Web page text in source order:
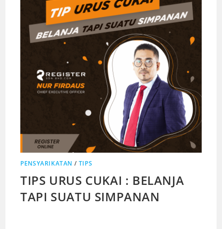
PENSYARIKATAN / TIPS
TIPS URUS CUKAI : BELANJA
TAPI SUATU SIMPANAN